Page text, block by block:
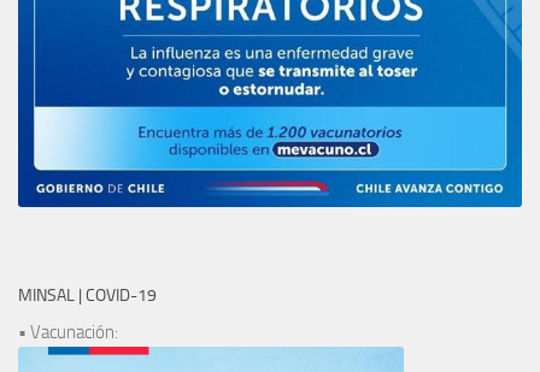
MINSAL | COVID-19
• Vacunación: